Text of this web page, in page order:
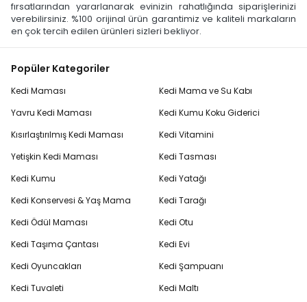
fırsatlarından yararlanarak evinizin rahatlığında siparişlerinizi
verebilirsiniz. %100 orijinal ürün garantimiz ve kaliteli markaların
en çok tercih edilen ürünleri sizleri bekliyor.
Popüler Kategoriler
Kedi Maması
Yavru Kedi Maması
Kısırlaştırılmış Kedi Maması
Yetişkin Kedi Maması
Kedi Kumu
Kedi Konservesi & Yaş Mama
Kedi Ödül Maması
Kedi Taşıma Çantası
Kedi Oyuncakları
Kedi Tuvaleti
Kedi Mama ve Su Kabı
Kedi Kumu Koku Giderici
Kedi Vitamini
Kedi Tasması
Kedi Yatağı
Kedi Tarağı
Kedi Otu
Kedi Evi
Kedi Şampuanı
Kedi Maltı